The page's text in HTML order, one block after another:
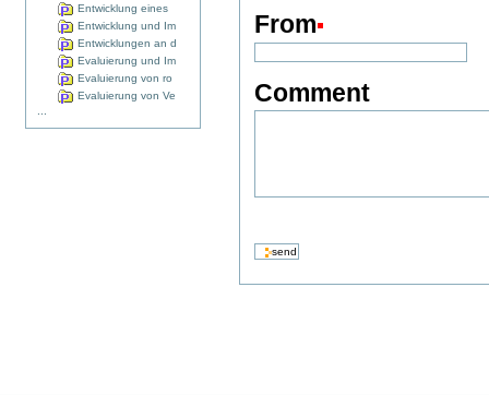
Entwicklung eines
Entwicklung und Im
Entwicklungen an d
Evaluierung und Im
Evaluierung von ro
Evaluierung von Ve
From
Comment